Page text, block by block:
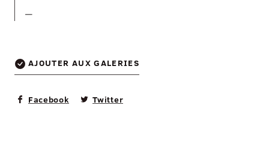
—
AJOUTER AUX GALERIES
Facebook Twitter